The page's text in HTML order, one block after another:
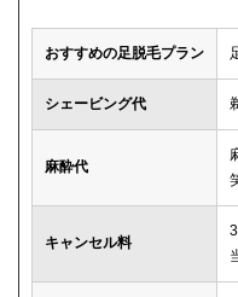
おすすめの足脱毛プラン
シェービング代
麻酔代
キャンセル料